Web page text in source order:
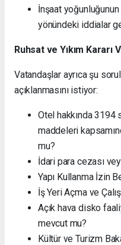
İnşaat
yönündeki iddialar
Ruhsat ve Yıkım Kararı
Vatandaşlar ayrıca şu
açıklanmasını istiyor:
Otel hakkında 3194
maddeleri
mu?
İdari para cezası
Yapı Kullanma İzin
İş Yeri Açma ve
Açık hava disko
mevcut mu?
Kültür ve Turizm